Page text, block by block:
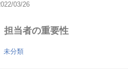
03/26
担当者の重要性
未分類